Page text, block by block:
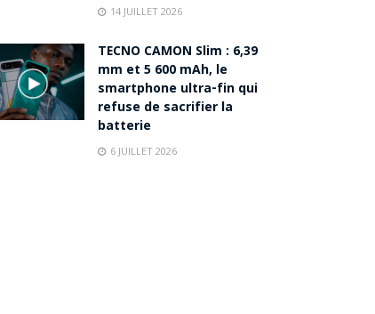
14 JUILLET 2026
TECNO CAMON Slim : 6,39
mm et 5 600 mAh, le
smartphone ultra-fin qui
refuse de sacrifier la
batterie
6 JUILLET 2026